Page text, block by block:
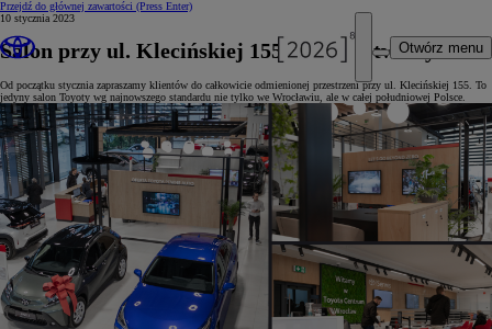
Przejdź do głównej zawartości (Press Enter)
Otwórz menu
10 stycznia 2023
Salon przy ul. Klecińskiej 155 jest już otwarty!
Od początku stycznia zapraszamy klientów do całkowicie odmienionej przestrzeni przy ul. Klecińskiej 155. To
jedyny salon Toyoty wg najnowszego standardu nie tylko we Wrocławiu, ale w całej południowej Polsce.